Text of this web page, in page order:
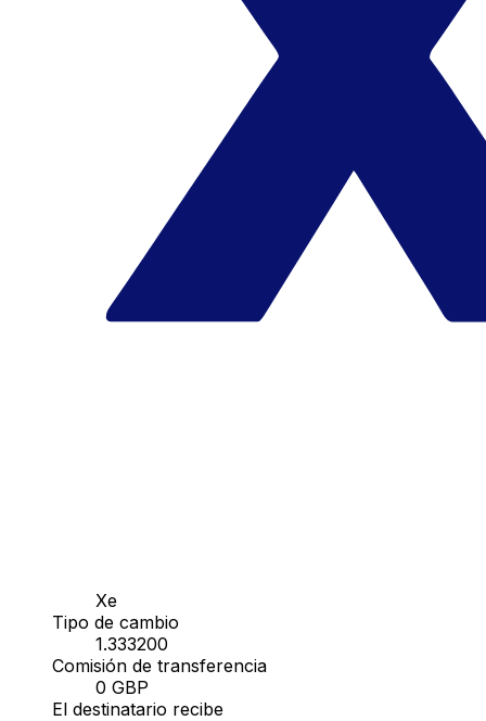
Xe
Tipo de cambio
1.333200
Comisión de transferencia
0 GBP
El destinatario recibe